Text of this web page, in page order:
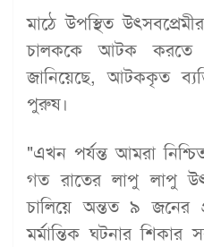
মাঠে উপস্থিত
চালককে আটক করতে
জানিয়েছে, আটককৃত
পুরুষ।
"এখন পর্যন্ত আমরা
গত রাতের লাপু লাপু
চালিয়ে অন্তত ৯ জনের
মর্মান্তিক ঘটনার শিকার